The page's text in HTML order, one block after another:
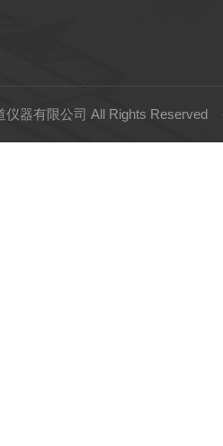
仪器有限公司 All Rights Reserved